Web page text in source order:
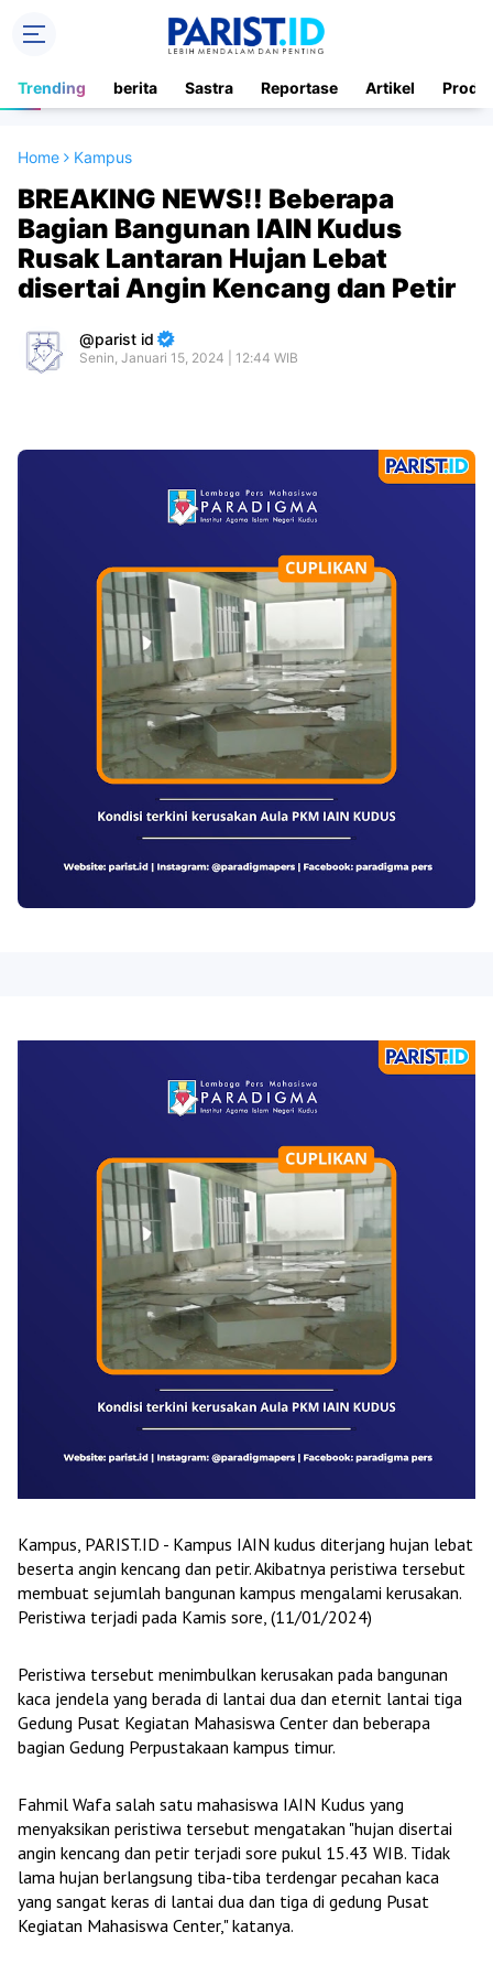
Trending berita Sastra Reportase Artikel
Home Kampus
BREAKING NEWS!! Beberapa
Bagian Bangunan IAIN Kudus
Rusak Lantaran Hujan Lebat
disertai Angin Kencang dan Petir
parist id
Senin, Januari 15, 2024 | 12:44 WIB
Kampus, PARIST.ID - Kampus IAIN kudus diterjang hujan lebat
beserta angin kencang dan petir. Akibatnya peristiwa tersebut
membuat sejumlah bangunan kampus mengalami kerusakan.
Peristiwa terjadi pada Kamis sore, (11/01/2024)
Peristiwa tersebut menimbulkan kerusakan pada bangunan
kaca jendela yang berada di lantai dua dan eternit lantai tiga
Gedung Pusat Kegiatan Mahasiswa Center dan beberapa
bagian Gedung Perpustakaan kampus timur.
Fahmil Wafa salah satu mahasiswa IAIN Kudus yang
menyaksikan peristiwa tersebut mengatakan "hujan disertai
angin kencang dan petir terjadi sore pukul 15.43 WIB. Tidak
lama hujan berlangsung tiba-tiba terdengar pecahan kaca
yang sangat keras di lantai dua dan tiga di gedung Pusat
Kegiatan Mahasiswa Center," katanya.